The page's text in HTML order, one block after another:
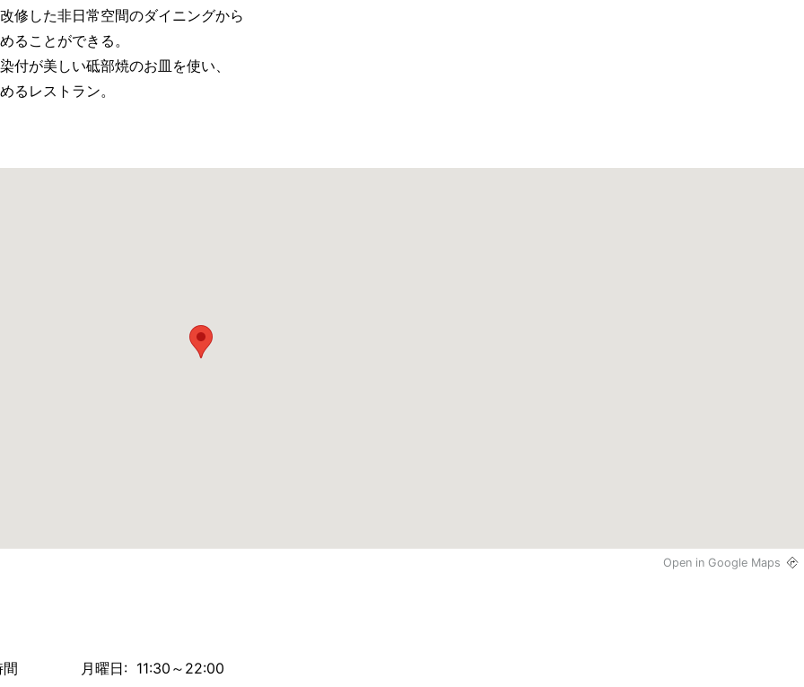
修した非日常空間のダイニングから
ることができる。
付が美しい砥部焼のお皿を使い、
るレストラン。
Open in Google Maps
月曜日: 11:30～22:00